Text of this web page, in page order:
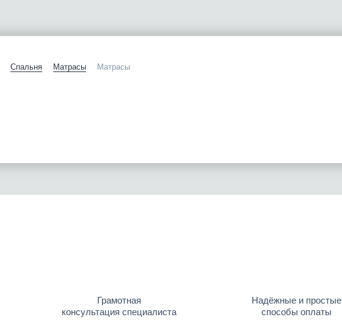
Спальня Матрасы Матрасы
Грамотная
консультация специалиста
Надёжные и простые
способы оплаты